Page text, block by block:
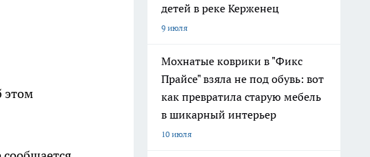
этом
детей в реке Керженец
9 июля
Мохнатые коврики в "Фикс
Прайсе" взяла не под обувь: вот
как превратила старую мебель
в шикарный интерьер
10 июля